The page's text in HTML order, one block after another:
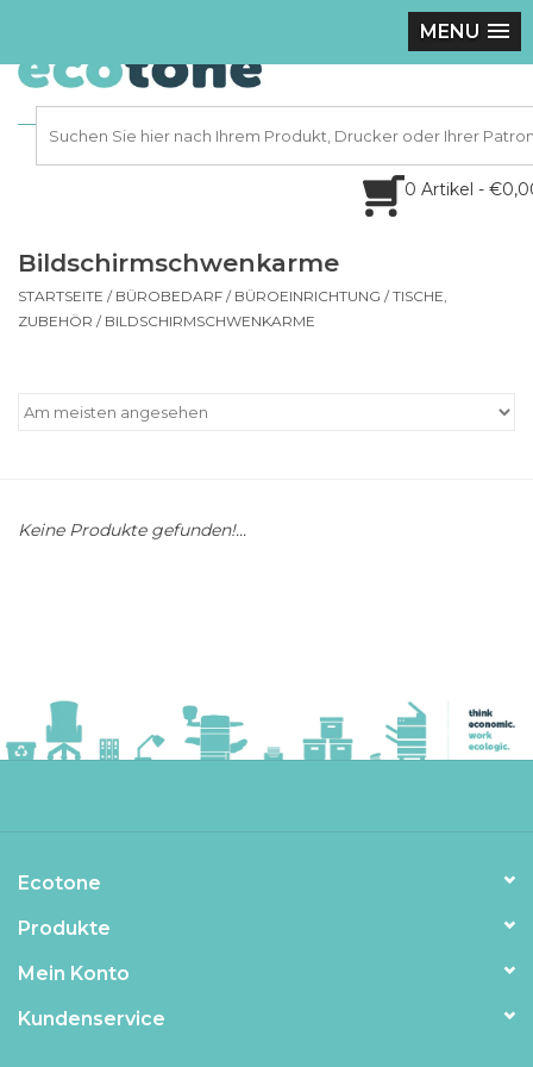
MENU
0 Artikel -
Bildschirmschwenkarme
STARTSEITE / BÜROBEDARF / BÜROEINRICHTUNG /TISCHE,
ZUBEHÖR / BILDSCHIRMSCHWENKARME
Keine Produkte gefunden!...
Ecotone
Produkte
Mein Konto
Kundenservice